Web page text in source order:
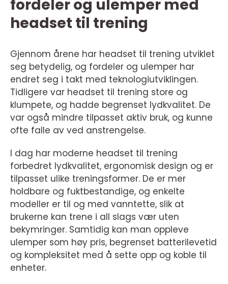
fordeler og ulemper med
headset til trening
Gjennom årene har headset til trening utviklet
seg betydelig, og fordeler og ulemper har
endret seg i takt med teknologiutviklingen.
Tidligere var headset til trening store og
klumpete, og hadde begrenset lydkvalitet. De
var også mindre tilpasset aktiv bruk, og kunne
ofte falle av ved anstrengelse.
I dag har moderne headset til trening
forbedret lydkvalitet, ergonomisk design og er
tilpasset ulike treningsformer. De er mer
holdbare og fuktbestandige, og enkelte
modeller er til og med vanntette, slik at
brukerne kan trene i all slags vær uten
bekymringer. Samtidig kan man oppleve
ulemper som høy pris, begrenset batterilevetid
og kompleksitet med å sette opp og koble til
enheter.